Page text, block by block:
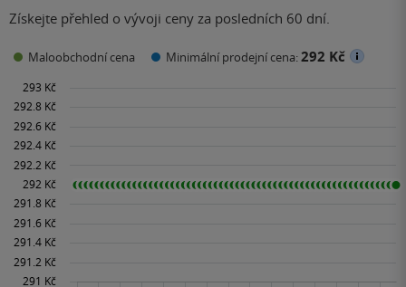
Získejte přehled o vývoji ceny za posledních 60 dní.
Maloobchodní cena Minimální prodejní cena:292 Kč